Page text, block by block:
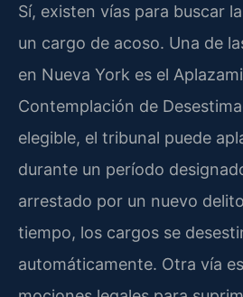
Sí, existen vías para buscar
un cargo de acoso. Una de
en Nueva York es el
Contemplación de
elegible, el tribunal puede
durante un período
arrestado por un nuevo
tiempo, los cargos se
automáticamente. Otra vía